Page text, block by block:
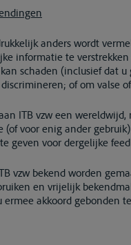
anders wordt
informatie te
schaden (inclusief dat
of om valse
ITB vzw een
(of voor enig ander
geven voor dergelijke
vzw bekend worden
en vrijelijk
akkoord gebonden